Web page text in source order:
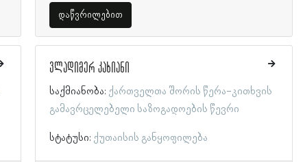
დაწვრილებით
ვლადიმერ კახიანი
საქმიანობა: ქართველთა შორის წერა-კითხვის
გამავრცელებელი საზოგადოების წევრი
სტატუსი: ქუთაისის განყოფილება